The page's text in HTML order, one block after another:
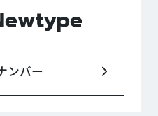
ンバー